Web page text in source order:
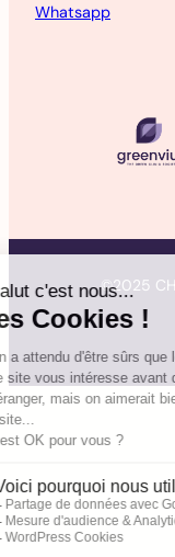
Whatsapp
©2025